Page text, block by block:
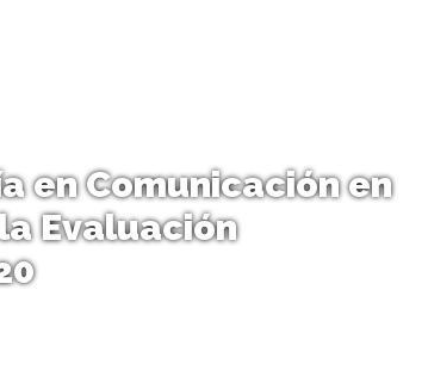
en Comunicación en
Evaluación